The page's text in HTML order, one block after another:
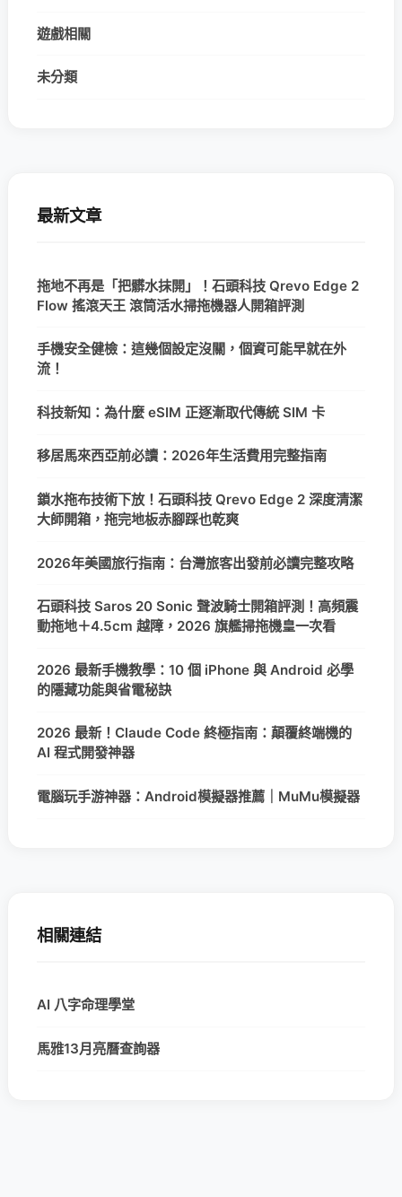
遊戲相關
未分類
最新文章
拖地不再是「把髒水抹開」！石頭科技 Qrevo Edge 2
Flow 搖滾天王 滾筒活水掃拖機器人開箱評測
手機安全健檢：這幾個設定沒關，個資可能早就在外
流！
科技新知：為什麼 eSIM 正逐漸取代傳統 SIM 卡
移居馬來西亞前必讀：2026年生活費用完整指南
鎖水拖布技術下放！石頭科技 Qrevo Edge 2 深度清潔
大師開箱，拖完地板赤腳踩也乾爽
2026年美國旅行指南：台灣旅客出發前必讀完整攻略
石頭科技 Saros 20 Sonic 聲波騎士開箱評測！高頻震
動拖地＋4.5cm 越障，2026 旗艦掃拖機皇一次看
2026 最新手機教學：10 個 iPhone 與 Android 必學
的隱藏功能與省電秘訣
2026 最新！Claude Code 終極指南：顛覆終端機的
AI 程式開發神器
電腦玩手游神器：Android模擬器推薦｜MuMu模擬器
相關連結
AI 八字命理學堂
馬雅13月亮曆查詢器